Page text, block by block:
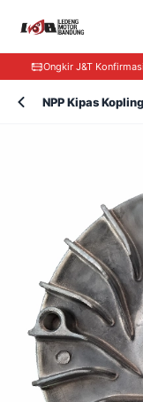
Ongkir J&T
NPP Kipas